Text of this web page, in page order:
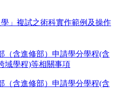
學」複試之術科實作範例及操作
（含進修部）申請學分學程(含
域學程)等相關事項
（含進修部）申請學分學程(含